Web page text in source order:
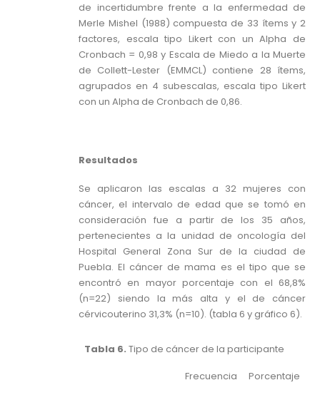
de incertidumbre frente a la enfermedad de
Merle Mishel (1988) compuesta de 33 ítems y 2
factores, escala tipo Likert con un Alpha de
Cronbach = 0,98 y Escala de Miedo a la Muerte
de Collett-Lester (EMMCL) contiene 28 ítems,
agrupados en 4 subescalas, escala tipo Likert
con un Alpha de Cronbach de 0,86.
Resultados
Se aplicaron las escalas a 32 mujeres con
cáncer, el intervalo de edad que se tomó en
consideración fue a partir de los 35 años,
pertenecientes a la unidad de oncología del
Hospital General Zona Sur de la ciudad de
Puebla. El cáncer de mama es el tipo que se
encontró en mayor porcentaje con el 68,8%
(n=22) siendo la más alta y el de cáncer
cérvicouterino 31,3% (n=10). (tabla 6 y gráfico 6).
Tabla 6. Tipo de cáncer de la participante
Frecuencia
Porcentaje